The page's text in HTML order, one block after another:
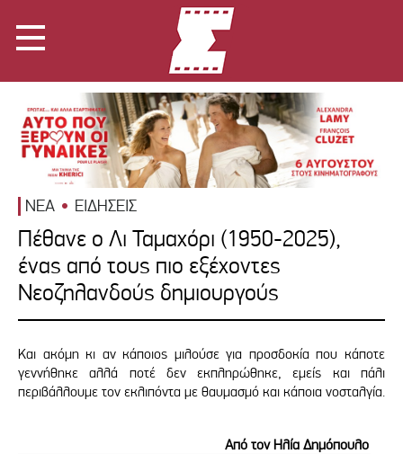
ΝΕΑ ΕΙΔΗΣΕΙΣ
Πέθανε ο Λι Ταμαχόρι (1950-2025),
ένας από τους πιο εξέχοντες
Νεοζηλανδούς δημιουργούς
Και ακόμη κι αν κάποιος μιλούσε για προσδοκία που κάποτε
γεννήθηκε αλλά ποτέ δεν εκπληρώθηκε, εμείς και πάλι
περιβάλλουμε τον εκλιπόντα με θαυμασμό και κάποια νοσταλγία.
Από τον Ηλία Δημόπουλο